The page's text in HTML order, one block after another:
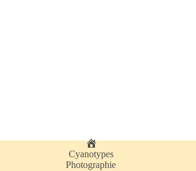
A
c
Cyanotypes
Photographie